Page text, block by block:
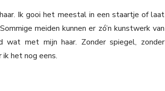
Ik gooi het meestal in een staartje of laat
meiden kunnen er zó’n kunstwerk van
met mijn haar. Zonder spiegel, zonder
het nog eens.